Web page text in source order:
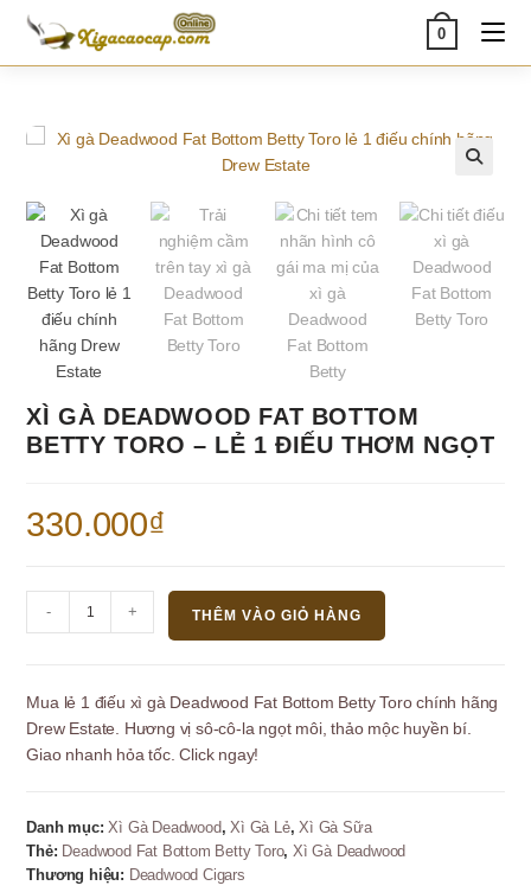
Skip
content
0
XÌ GÀ DEADWOOD FAT BOTTOM
BETTY TORO – LẺ 1 ĐIẾU THƠM NGỌT
330.000₫
Gà
Bottom
Betty
Toro
1
- + THÊM VÀO GIỎ HÀNG
Mua lẻ 1 điếu xì gà Deadwood Fat Bottom Betty Toro chính hãng
Drew Estate. Hương vị sô-cô-la ngọt môi, thảo mộc huyền bí.
Giao nhanh hỏa tốc. Click ngay!
Danh mục:Xì Gà Deadwood,Xì Gà Lẻ,Xì Gà Sữa
Thẻ: Deadwood Fat Bottom Betty Toro,Xì Gà Deadwood
Thương hiệu: Deadwood Cigars